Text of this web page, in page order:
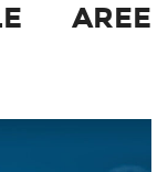
AREE